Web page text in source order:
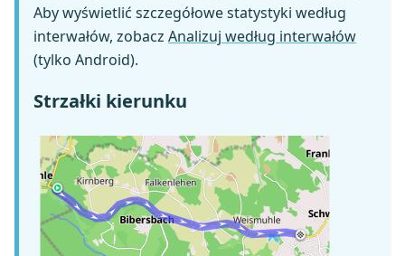
Aby wyświetlić szczegółowe statystyki według
interwałów, zobacz Analizuj według interwałów
(tylko Android).
Strzałki kierunku